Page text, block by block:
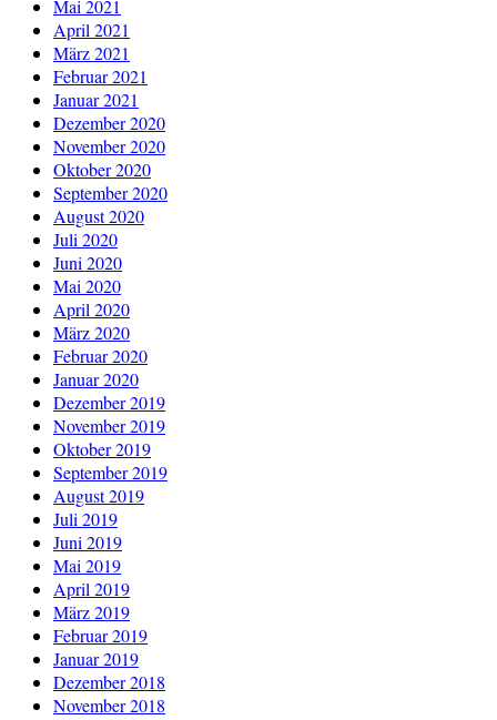
Mai 2021
April 2021
März 2021
Februar 2021
Januar 2021
Dezember 2020
November 2020
Oktober 2020
September 2020
August 2020
Juli 2020
Juni 2020
Mai 2020
April 2020
März 2020
Februar 2020
Januar 2020
Dezember 2019
November 2019
Oktober 2019
September 2019
August 2019
Juli 2019
Juni 2019
Mai 2019
April 2019
März 2019
Februar 2019
Januar 2019
Dezember 2018
November 2018